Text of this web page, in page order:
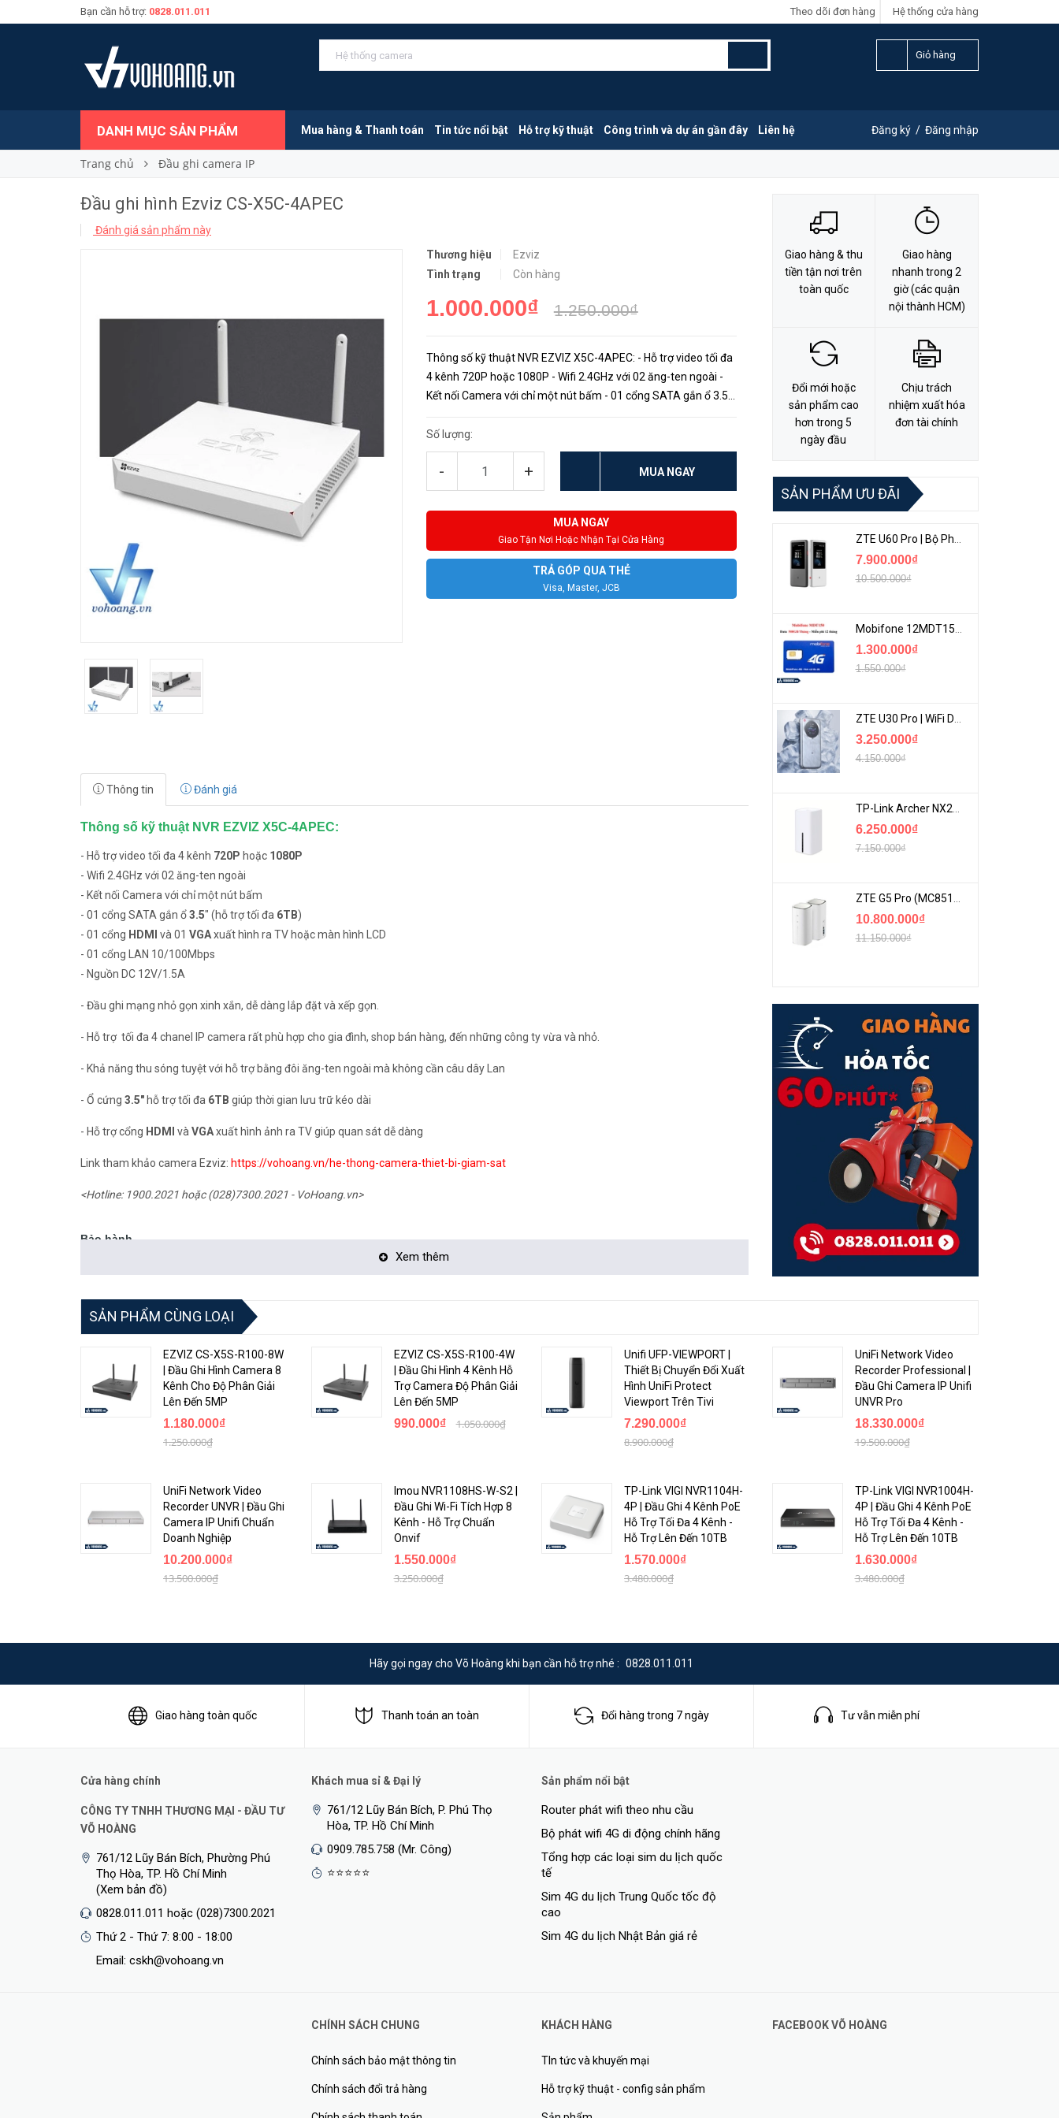
Bạn cần hỗ trợ: 0828.011.011 Hệ thống cửa hàng
Theo dõi đơn hàng
Giỏ hàng
DANH MỤC SẢN PHẨM Mua hàng & Thanh toán Tin tức nổi bật Hỗ trợ kỹ thuật Công trình và dự án gần đây Liên hệ Đăng ký / Đăng nhập
Trang chủ Đầu ghi camera IP
Đầu ghi hình Ezviz CS-X5C-4APEC
Đánh giá sản phẩm này
Thương hiệu
Ezviz
Tình trạng
Còn hàng
1.000.000₫ 1.250.000₫
Thông số kỹ thuật NVR EZVIZ X5C-4APEC: - Hỗ trợ video tối đa
4 kênh 720P hoặc 1080P - Wifi 2.4GHz với 02 ăng-ten ngoài -
Kết nối Camera với chỉ một nút bấm - 01 cổng SATA gắn ổ 3.5"
Số lượng:
- + MUA NGAY
MUA NGAY
Giao Tận Nơi Hoặc Nhận Tại Cửa Hàng
TRẢ GÓP QUA THẺ
Visa, Master, JCB
Đầu ghi hình Ezviz CS-X5C-4APEC
MUA NGAY LIÊN HỆ ĐẶT HÀNG
Thông tin Đánh giá
Thông số kỹ thuật NVR EZVIZ X5C-4APEC:
- Hỗ trợ video tối đa 4 kênh 720P hoặc 1080P
- Wifi 2.4GHz với 02 ăng-ten ngoài
- Kết nối Camera với chỉ một nút bấm
- 01 cổng SATA gắn ổ3.5" (hỗ trợ tối đa 6TB)
- 01 cổng HDMI và 01 VGAxuất hình ra TV hoặc màn hình LCD
- 01 cổng LAN 10/100Mbps
- Nguồn DC 12V/1.5A
- Đầu ghi mạng nhỏ gọn xinh xắn, dễ dàng lắp đặt và xếp gọn.
- Hỗ trợ tối đa 4 chanel IP camera rất phù hợp cho gia đình, shop bán hàng, đến những công ty vừa và nhỏ.
- Khả năng thu sóng tuyệt với hỗ trợ bằng đôi ăng-ten ngoài mà không cần câu dây Lan
- Ổ cứng 3.5" hỗ trợ tối đa 6TB giúp thời gian lưu trữ kéo dài
- Hỗ trợ cổng HDMI và VGAxuất hình ảnh ra TV giúp quan sát dễ dàng
Link tham khảo camera Ezviz: https://vohoang.vn/he-thong-camera-thiet-bi-giam-sat
<Hotline: 1900.2021 hoặc (028)7300.2021 - VoHoang.vn>
Bảo hành
Thời gian bảo hành 24 tháng nếu sản phẩm bị lỗi do nhà sản xuất.
Xem thêm
Giao hàng & thu
tiền tận nơi trên
toàn quốc
Giao hàng
nhanh trong 2
giờ (các quận
nội thành HCM)
Đổi mới hoặc
sản phẩm cao
hơn trong 5
ngày đầu
Chịu trách
nhiệm xuất hóa
đơn tài chính
SẢN PHẨM ƯU ĐÃI
ZTE U60 Pro | Bộ Phát 5G Cầm Tay Tích Hợp Công Nghệ WiFi 7, Pin 10000mAh
7.900.000₫
10.500.000₫
Mobifone 12MDT150 | Sim Chuyên 4G Mobifone Dung Lượng Cao 500GB/Tháng Gói 1 Năm
1.300.000₫
1.550.000₫
ZTE U30 Pro | WiFi Di Động 5G Tốc Độ Lên Đến 500Mbps, Màn Hình Cảm Ứng
3.250.000₫
4.150.000₫
TP-Link Archer NX200 | Bộ Phát WiFi Dùng Sim 5G Tốc Độ Cao Mới FullBox
6.250.000₫
7.150.000₫
ZTE G5 Pro (MC8512) | Router 5G WiFi7 Be7200 Hỗ Trợ Băng Tần 6Ghz Cực Mạnh
10.800.000₫
11.150.000₫
SẢN PHẨM CÙNG LOẠI
EZVIZ CS-X5S-R100-8W
| Đầu Ghi Hình Camera 8
Kênh Cho Độ Phân Giải
Lên Đến 5MP
1.180.000₫
1.250.000₫
EZVIZ CS-X5S-R100-4W
| Đầu Ghi Hình 4 Kênh Hỗ
Trợ Camera Độ Phân Giải
Lên Đến 5MP
990.000₫ 1.050.000₫
Unifi UFP-VIEWPORT |
Thiết Bị Chuyển Đổi Xuất
Hình UniFi Protect
Viewport Trên Tivi
7.290.000₫
8.900.000₫
UniFi Network Video
Recorder Professional |
Đầu Ghi Camera IP Unifi
UNVR Pro
18.330.000₫
19.500.000₫
UniFi Network Video
Recorder UNVR | Đầu Ghi
Camera IP Unifi Chuẩn
Doanh Nghiệp
10.200.000₫
13.500.000₫
Imou NVR1108HS-W-S2 |
Đầu Ghi Wi-Fi Tích Hợp 8
Kênh - Hỗ Trợ Chuẩn
Onvif
1.550.000₫
3.250.000₫
TP-Link VIGI NVR1104H-
4P | Đầu Ghi 4 Kênh PoE
Hỗ Trợ Tối Đa 4 Kênh -
Hỗ Trợ Lên Đến 10TB
1.570.000₫
3.480.000₫
TP-Link VIGI NVR1004H-
4P | Đầu Ghi 4 Kênh PoE
Hỗ Trợ Tối Đa 4 Kênh -
Hỗ Trợ Lên Đến 10TB
1.630.000₫
3.480.000₫
Hãy gọi ngay cho Võ Hoàng khi bạn cần hỗ trợ nhé : 0828.011.011
Giao hàng toàn quốc Thanh toán an toàn Đổi hàng trong 7 ngày Tư vẫn miễn phí
Cửa hàng chính
CÔNG TY TNHH THƯƠNG MẠI - ĐẦU TƯ
VÕ HOÀNG
761/12 Lũy Bán Bích, Phường Phú
Thọ Hòa, TP. Hồ Chí Minh
(Xem bản đồ)
0828.011.011 hoặc (028)7300.2021
Thứ 2 - Thứ 7: 8:00 - 18:00
Email: cskh@vohoang.vn
Khách mua sỉ & Đại lý
761/12 Lũy Bán Bích, P. Phú Thọ
Hòa, TP. Hồ Chí Minh
0909.785.758 (Mr. Công)
⭐⭐⭐⭐⭐
Sản phẩm nổi bật
Router phát wifi theo nhu cầu
Bộ phát wifi 4G di động chính hãng
Tổng hợp các loại sim du lịch quốc
tế
Sim 4G du lịch Trung Quốc tốc độ
cao
Sim 4G du lịch Nhật Bản giá rẻ
CHÍNH SÁCH CHUNG
Chính sách bảo mật thông tin
Chính sách đổi trả hàng
KHÁCH HÀNG
TIn tức và khuyến mại
Hỗ trợ kỹ thuật - config sản phẩm
FACEBOOK VÕ HOÀNG